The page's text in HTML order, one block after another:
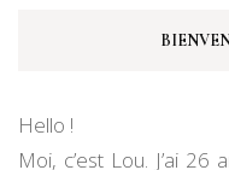
Hello !
Moi, c’est Lou. J’ai